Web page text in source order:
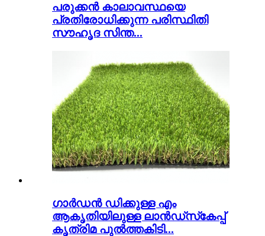
പരുക്കൻ കാലാവസ്ഥയെ
പ്രതിരോധിക്കുന്ന പരിസ്ഥിതി
സൗഹൃദ സിന്ത...
ഗാർഡൻ ഡിക്കുള്ള എം
ആകൃതിയിലുള്ള ലാൻഡ്‌സ്‌കേപ്പ്
കൃത്രിമ പുൽത്തകിടി...